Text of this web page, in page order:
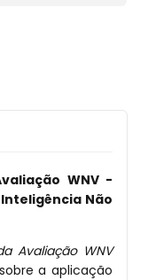
WNV -
Não
Avaliação WNV
a aplicação